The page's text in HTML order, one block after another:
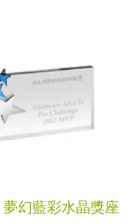
夢幻藍彩水晶獎座